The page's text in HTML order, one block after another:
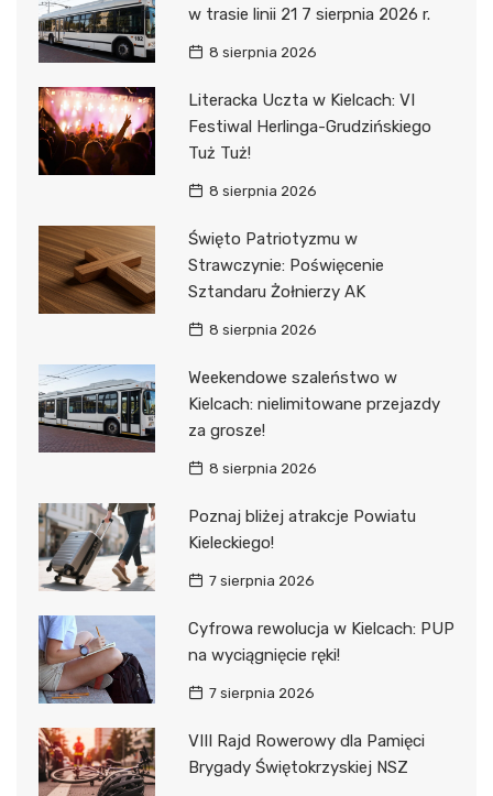
w trasie linii 21 7 sierpnia 2026 r.
8 sierpnia 2026
Literacka Uczta w Kielcach: VI
Festiwal Herlinga-Grudzińskiego
Tuż Tuż!
8 sierpnia 2026
Święto Patriotyzmu w
Strawczynie: Poświęcenie
Sztandaru Żołnierzy AK
8 sierpnia 2026
Weekendowe szaleństwo w
Kielcach: nielimitowane przejazdy
za grosze!
8 sierpnia 2026
Poznaj bliżej atrakcje Powiatu
Kieleckiego!
7 sierpnia 2026
Cyfrowa rewolucja w Kielcach: PUP
na wyciągnięcie ręki!
7 sierpnia 2026
VIII Rajd Rowerowy dla Pamięci
Brygady Świętokrzyskiej NSZ